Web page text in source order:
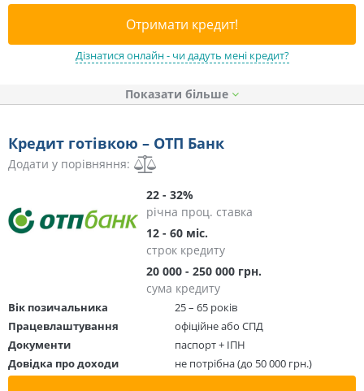
Отримати кредит!
Дізнатися онлайн - чи дадуть мені кредит?
Показати
Кредит готівкою – ОТП Банк
Додати у порівняння:
22 - 32%
річна проц. ставка
12 - 60 міс.
строк кредиту
20 000 - 250 000 грн.
сума кредиту
Вік позичальника
25 – 65 років
Працевлаштування
офіційне або СПД
Документи
паспорт + ІПН
Довідка про доходи
не потрібна (до 50 000 грн.)